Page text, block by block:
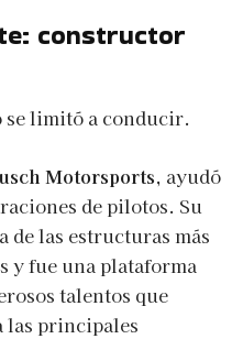
constructor
se limitó a conducir.
Motorsports, ayudó
de pilotos. Su
de las estructuras más
y fue una plataforma
talentos que
las principales